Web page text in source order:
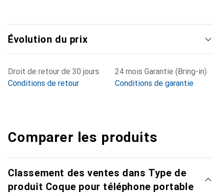
Évolution du prix
Droit de retour de 30 jours
Conditions de retour
24 mois Garantie (Bring-in)
Conditions de garantie
Comparer les produits
Classement des ventes dans Type de
produit Coque pour téléphone portable